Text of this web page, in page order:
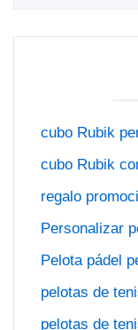
cubo Rubik
cubo Rubik
regalo
Personalizar
Pelota pádel
pelotas de
pelotas de